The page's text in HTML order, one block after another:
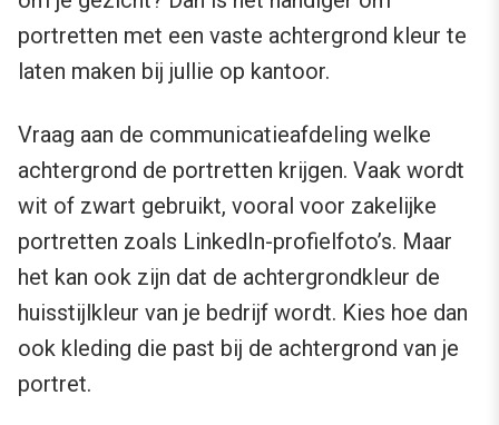
portretten met een vaste achtergrond kleur te
laten maken bij jullie op kantoor.
Vraag aan de communicatieafdeling welke
achtergrond de portretten krijgen. Vaak wordt
wit of zwart gebruikt, vooral voor zakelijke
portretten zoals LinkedIn-profielfoto’s. Maar
het kan ook zijn dat de achtergrondkleur de
huisstijlkleur van je bedrijf wordt. Kies hoe dan
ook kleding die past bij de achtergrond van je
portret.